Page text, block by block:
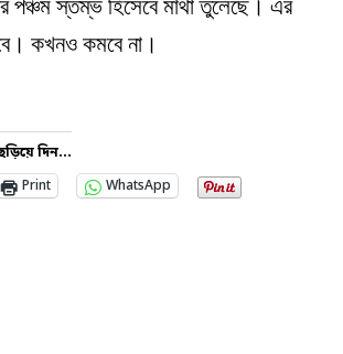
পঞ্চম স্তম্ভ হিসেবে মাথা তুলেছে। এর
কখনও কমবে না।
দিন...
Print
WhatsApp